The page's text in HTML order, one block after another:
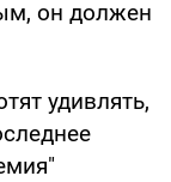
он должен
удивлять,